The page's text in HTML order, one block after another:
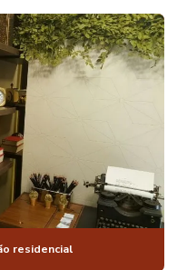
residencial